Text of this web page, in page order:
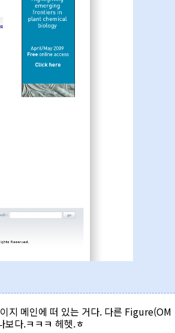
지 메인에 떠 있는 거다. 다른 Figure(OM
보다.ㅋㅋㅋ 헤헷.ㅎ